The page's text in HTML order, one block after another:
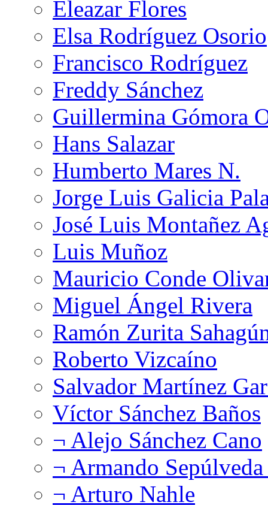
Eleazar Flores
Elsa Rodríguez Osorio
Francisco Rodríguez
Freddy Sánchez
Guillermina Gómora
Hans Salazar
Humberto Mares N.
Jorge Luis Galicia
José Luis Montañez
Luis Muñoz
Mauricio Conde
Miguel Ángel Rivera
Ramón Zurita
Roberto Vizcaíno
Salvador Martínez
Víctor Sánchez Baños
¬ Alejo Sánchez Cano
¬ Armando
¬ Arturo Nahle